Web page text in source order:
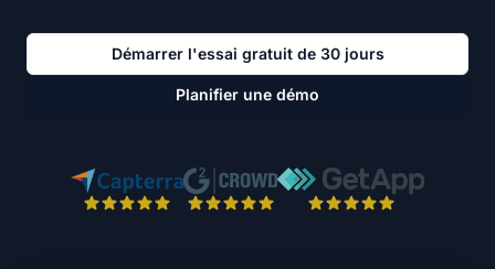
Démarrer l'essai gratuit de 30 jours
Planifier une démo